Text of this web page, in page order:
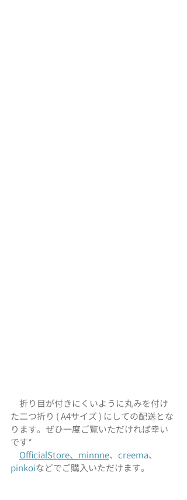
折り目が付きにくいように丸みを付け
た二つ折り ( A4サイズ ) にしての配送とな
ります。ぜひ一度ご覧いただければ幸い
です*
OfficialStore、 minnne、 creema、
pinkoiなどでご購入いただけます。